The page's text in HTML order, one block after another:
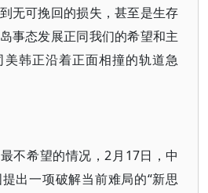
无可挽回的损失，甚至是生存
事态发展正同我们的希望和主
韩正沿着正面相撞的轨道急
不希望的情况，2月17日，中
出一项破解当前难局的“新思